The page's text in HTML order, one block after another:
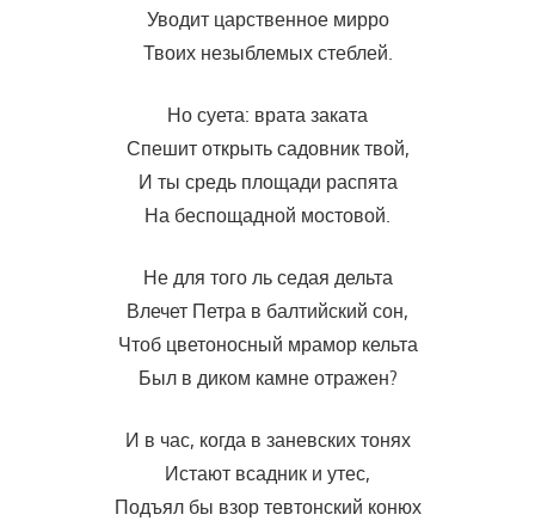
Уводит царственное мирро
Твоих незыблемых стеблей.
Но суета: врата заката
Спешит открыть садовник твой,
И ты средь площади распята
На беспощадной мостовой.
Не для того ль седая дельта
Влечет Петра в балтийский сон,
Чтоб цветоносный мрамор кельта
Был в диком камне отражен?
И в час, когда в заневских тонях
Истают всадник и утес,
Подъял бы взор тевтонский конюх